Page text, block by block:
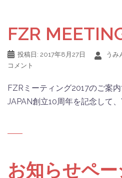
FZR
投稿日: 2017年8月27日 うみ
コメント
FZRミーティング2017のご案
JAPAN創立10周年を記念して
お知らせペ